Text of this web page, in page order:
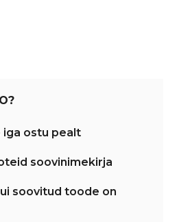
iga ostu pealt
soovinimekirja
soovitud toode on